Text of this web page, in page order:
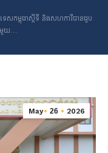
េសកម្ពុជាស្តីទី និងសហការីបានជួប
យ…
May 26 2026